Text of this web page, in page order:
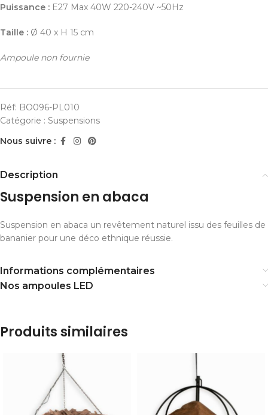
Puissance : E27 Max 40W 220-240V ~50Hz
Taille : Ø 40 x H 15 cm
Ampoule non fournie
Réf: BO096-PL010
Catégorie : Suspensions
Nous suivre :
Description
Suspension en abaca
Suspension en abaca un revêtement naturel issu des feuilles de
bananier pour une déco ethnique réussie.
Informations complémentaires
Nos ampoules LED
Produits similaires